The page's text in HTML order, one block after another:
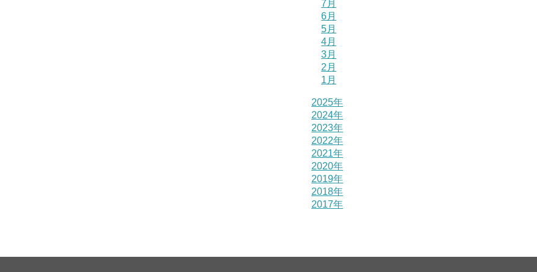
7月
6月
5月
4月
3月
2月
1月
2025年
2024年
2023年
2022年
2021年
2020年
2019年
2018年
2017年